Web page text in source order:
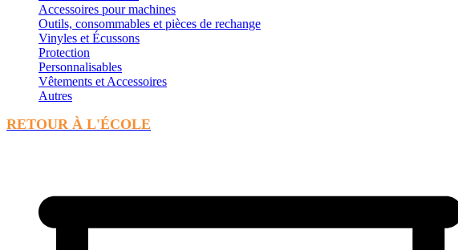
Accessoires pour machines
Outils, consommables et pièces de rechange
Vinyles et Écussons
Protection
Personnalisables
Vêtements et Accessoires
Autres
RETOUR À L'ÉCOLE